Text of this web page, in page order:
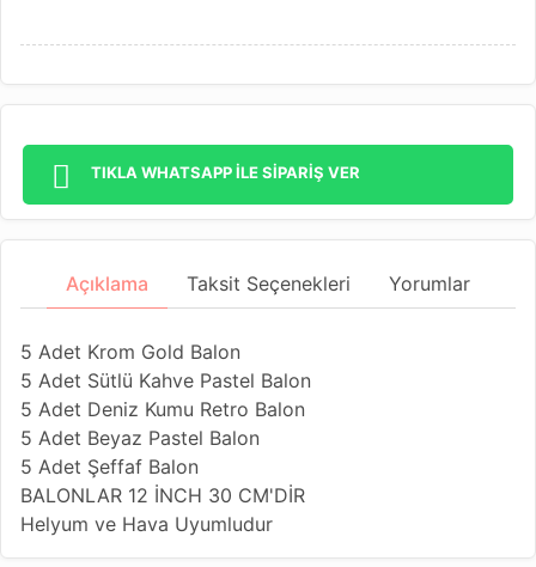
TIKLA WHATSAPP İLE SİPARİŞ VER
Açıklama Taksit Seçenekleri Yorumlar
5 Adet Krom Gold Balon
5 Adet Sütlü Kahve Pastel Balon
5 Adet Deniz Kumu Retro Balon
5 Adet Beyaz Pastel Balon
5 Adet Şeffaf Balon
BALONLAR 12 İNCH 30 CM'DİR
Helyum ve Hava Uyumludur